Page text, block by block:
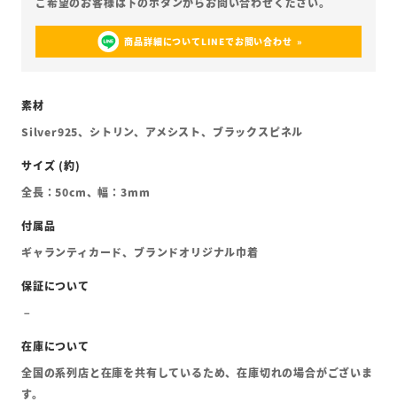
商品詳細についてLINEでお問い合わせ
Silver925、シトリン、アメシスト、ブラックスピネル
全長：50cm、幅：3mm
ギャランティカード、ブランドオリジナル巾着
全国の系列店と在庫を共有しているため、在庫切れの場合がございま
す。